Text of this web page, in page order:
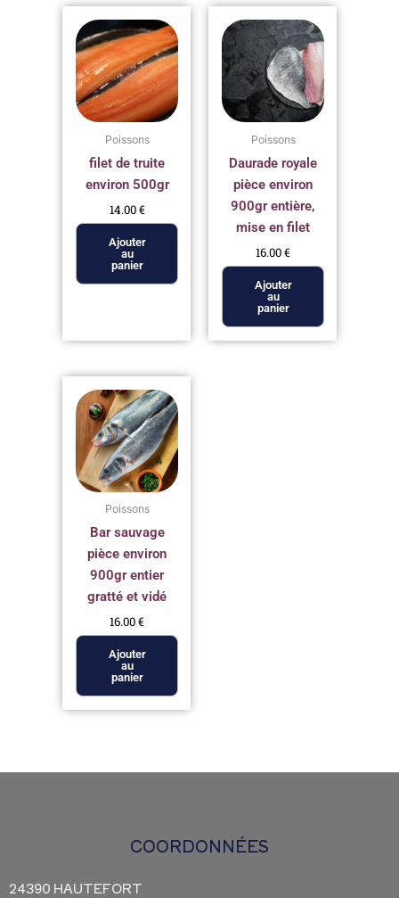
Poissons
filet de truite
environ 500gr
14.00€
Ajouter
au
panier
Poissons
Daurade royale
pièce environ
900gr entière,
mise en filet
16.00€
Ajouter
au
panier
Poissons
Bar sauvage
pièce environ
900gr entier
gratté et vidé
16.00€
Ajouter
au
panier
COORDONNÉES
24390 HAUTEFORT